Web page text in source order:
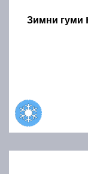
Зимни гуми